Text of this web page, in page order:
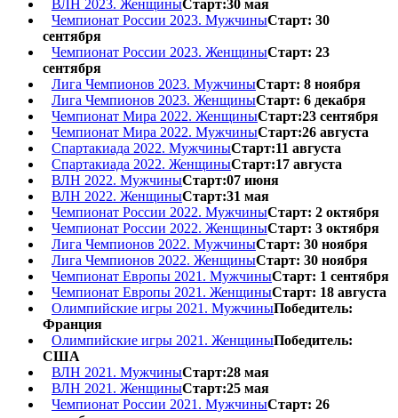
ВЛН 2023. ЖенщиныСтарт:30 мая
Чемпионат России 2023. МужчиныСтарт: 30
сентября
Чемпионат России 2023. ЖенщиныСтарт: 23
сентября
Лига Чемпионов 2023. МужчиныСтарт: 8 ноября
Лига Чемпионов 2023. ЖенщиныСтарт: 6 декабря
Чемпионат Мира 2022. ЖенщиныСтарт:23 сентября
Чемпионат Мира 2022. МужчиныСтарт:26 августа
Спартакиада 2022. МужчиныСтарт:11 августа
Спартакиада 2022. ЖенщиныСтарт:17 августа
ВЛН 2022. МужчиныСтарт:07 июня
ВЛН 2022. ЖенщиныСтарт:31 мая
Чемпионат России 2022. МужчиныСтарт: 2 октября
Чемпионат России 2022. ЖенщиныСтарт: 3 октября
Лига Чемпионов 2022. МужчиныСтарт: 30 ноября
Лига Чемпионов 2022. ЖенщиныСтарт: 30 ноября
Чемпионат Европы 2021. МужчиныСтарт: 1 сентября
Чемпионат Европы 2021. ЖенщиныСтарт: 18 августа
Олимпийские игры 2021. МужчиныПобедитель:
Франция
Олимпийские игры 2021. ЖенщиныПобедитель:
США
ВЛН 2021. МужчиныСтарт:28 мая
ВЛН 2021. ЖенщиныСтарт:25 мая
Чемпионат России 2021. МужчиныСтарт: 26